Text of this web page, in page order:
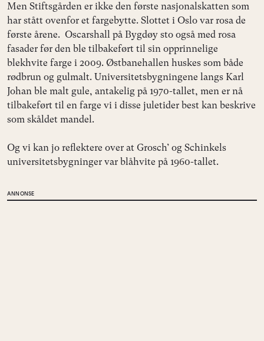
Men Stiftsgården er ikke den første nasjonalskatten som
har stått ovenfor et fargebytte. Slottet i Oslo var rosa de
første årene. Oscarshall på Bygdøy sto også med rosa
fasader før den ble tilbakeført til sin opprinnelige
blekhvite farge i 2009. Østbanehallen huskes som både
rødbrun og gulmalt. Universitetsbygningene langs Karl
Johan ble malt gule, antakelig på 1970-tallet, men er nå
tilbakeført til en farge vi i disse juletider best kan beskrive
som skåldet mandel.
Og vi kan jo reflektere over at Grosch’ og Schinkels
universitetsbygninger var blåhvite på 1960-tallet.
ANNONSE